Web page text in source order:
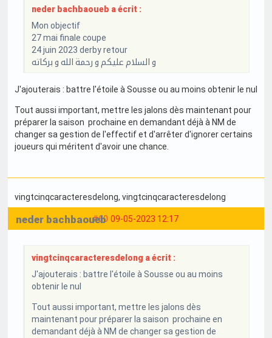
neder bachbaoueb a écrit :
Mon objectif
27 mai finale coupe
24 juin 2023 derby retour
و السلام عليكم و رحمة الله و بركاته
J'ajouterais : battre l'étoile à Sousse ou au moins obtenir le nul
Tout aussi important, mettre les jalons dès maintenant pour
préparer la saison prochaine en demandant déjà à NM de
changer sa gestion de l'effectif et d'arrêter d'ignorer certains
joueurs qui méritent d'avoir une chance.
vingtcinqcaracteresdelong, vingtcinqcaracteresdelong
#60 09-05-2023 12:17
neder bachbaoueb
vingtcinqcaracteresdelong a écrit :
J'ajouterais : battre l'étoile à Sousse ou au moins
obtenir le nul
Tout aussi important, mettre les jalons dès
maintenant pour préparer la saison prochaine en
demandant déjà à NM de changer sa gestion de